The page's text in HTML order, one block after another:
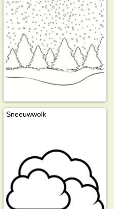
Sneeuwwolk